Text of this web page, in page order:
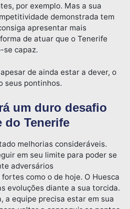
por exemplo. Mas a sua
demonstrada tem
apresentar mais
de atuar que o Tenerife
se capaz.
de ainda estar a dever, o
seus pontinhos.
um duro desafio
do Tenerife
melhorias consideráveis.
em seu limite para poder se
adversários
como o de hoje. O Huesca
evoluções diante a sua torcida.
a equipe precisa estar em sua